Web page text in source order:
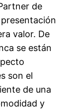
de
valor. De
se están
son el
de una
y